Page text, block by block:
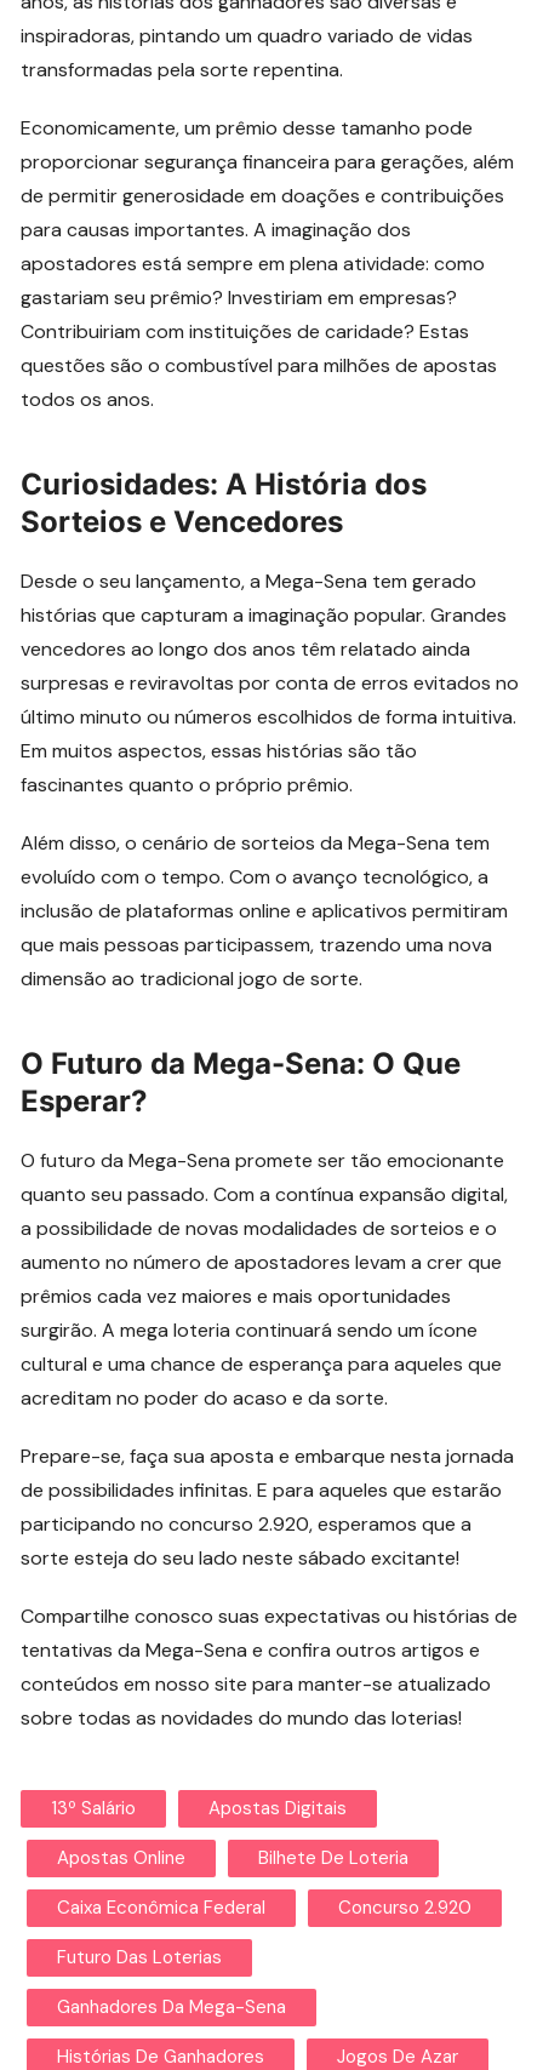
inspiradoras, pintando um quadro variado de vidas
transformadas pela sorte repentina.
Economicamente, um prêmio desse tamanho pode
proporcionar segurança financeira para gerações, além
de permitir generosidade em doações e contribuições
para causas importantes. A imaginação dos
apostadores está sempre em plena atividade: como
gastariam seu prêmio? Investiriam em empresas?
Contribuiriam com instituições de caridade? Estas
questões são o combustível para milhões de apostas
todos os anos.
Curiosidades: A História dos
Sorteios e Vencedores
Desde o seu lançamento, a Mega-Sena tem gerado
histórias que capturam a imaginação popular. Grandes
vencedores ao longo dos anos têm relatado ainda
surpresas e reviravoltas por conta de erros evitados no
último minuto ou números escolhidos de forma intuitiva.
Em muitos aspectos, essas histórias são tão
fascinantes quanto o próprio prêmio.
Além disso, o cenário de sorteios da Mega-Sena tem
evoluído com o tempo. Com o avanço tecnológico, a
inclusão de plataformas online e aplicativos permitiram
que mais pessoas participassem, trazendo uma nova
dimensão ao tradicional jogo de sorte.
O Futuro da Mega-Sena: O Que
Esperar?
O futuro da Mega-Sena promete ser tão emocionante
quanto seu passado. Com a contínua expansão digital,
a possibilidade de novas modalidades de sorteios e o
aumento no número de apostadores levam a crer que
prêmios cada vez maiores e mais oportunidades
surgirão. A mega loteria continuará sendo um ícone
cultural e uma chance de esperança para aqueles que
acreditam no poder do acaso e da sorte.
Prepare-se, faça sua aposta e embarque nesta jornada
de possibilidades infinitas. E para aqueles que estarão
participando no concurso 2.920, esperamos que a
sorte esteja do seu lado neste sábado excitante!
Compartilhe conosco suas expectativas ou histórias de
tentativas da Mega-Sena e confira outros artigos e
conteúdos em nosso site para manter-se atualizado
sobre todas as novidades do mundo das loterias!
13º Salário Apostas Digitais
Apostas Online Bilhete De Loteria
Caixa Econômica Federal Concurso 2.920
Futuro Das Loterias
Ganhadores Da Mega-Sena
Histórias De Ganhadores Jogos De Azar